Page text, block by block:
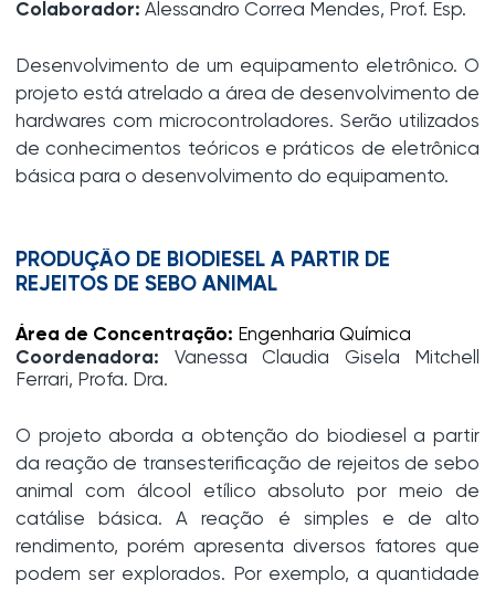
Colaborador: Alessandro Correa Mendes, Prof. Esp.
Desenvolvimento de um equipamento eletrônico. O
projeto está atrelado a área de desenvolvimento de
hardwares com microcontroladores. Serão utilizados
de conhecimentos teóricos e práticos de eletrônica
básica para o desenvolvimento do equipamento.
PRODUÇÃO DE BIODIESEL A PARTIR DE
REJEITOS DE SEBO ANIMAL
Área de Concentração: Engenharia Química
Coordenadora: Vanessa Claudia Gisela Mitchell
Ferrari, Profa. Dra.
O projeto aborda a obtenção do biodiesel a partir
da reação de transesterificação de rejeitos de sebo
animal com álcool etílico absoluto por meio de
catálise básica. A reação é simples e de alto
rendimento, porém apresenta diversos fatores que
podem ser explorados. Por exemplo, a quantidade